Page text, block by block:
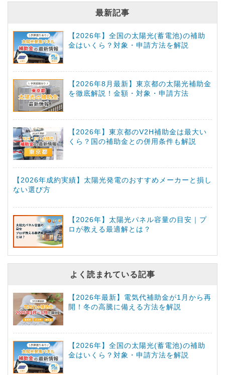
最新記事
【2026年】全国の太陽光(蓄電池)の補助
金はいくら？対象・申請方法を解説
【2026年8月最新】東京都の太陽光補助金
を徹底解説！金額・対象・申請方法
【2026年】東京都のV2H補助金は最大い
くら？国の補助金との併用条件も解説
【2026年成約実績】太陽光発電のおすすめメーカーと損し
ない選び方
【2026年】太陽光パネル容量の目安｜プ
ロが教える最適解とは？
よく読まれている記事
【2026年最新】電気代補助金が1月から再
開！冬の高騰に備える方法を解説
【2026年】全国の太陽光(蓄電池)の補助
金はいくら？対象・申請方法を解説